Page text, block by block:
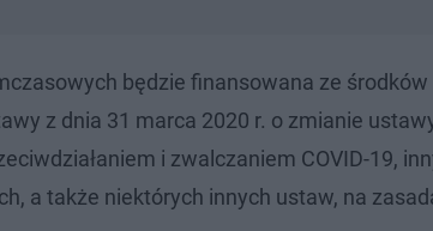
będzie finansowana ze środków
z dnia 31 marca 2020 r. o zmianie
i zwalczaniem COVID-19,
a także niektórych innych ustaw, na